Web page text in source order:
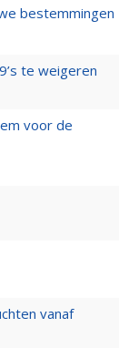
bestemmingen
te weigeren
voor de
vanaf